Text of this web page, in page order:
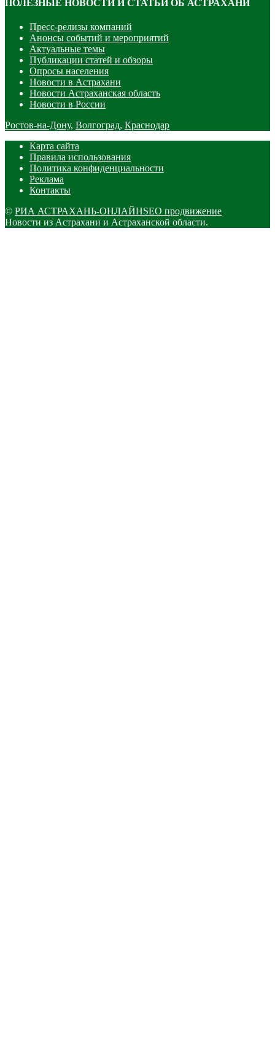
ПОЛЕЗНЫЕ НОВОСТИ И СТАТЬИ ОБ АСТРАХАНИ
Пресс-релизы компаний
Анонсы событий и мероприятий
Актуальные темы
Публикации статей и обзоры
Опросы населения
Новости в Астрахани
Новости Астраханская область
Новости в России
Ростов-на-Дону, Волгоград, Краснодар
Карта сайта
Правила использования
Политика конфиденциальности
Реклама
Контакты
© РИА АСТРАХАНЬ-ОНЛАЙНSEO продвижение
Новости из Астрахани и Астраханской области.